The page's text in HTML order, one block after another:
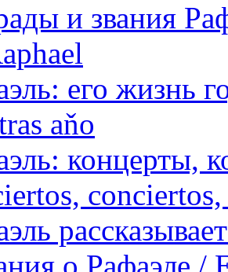
и звания
его жизнь
aňo
концерты,